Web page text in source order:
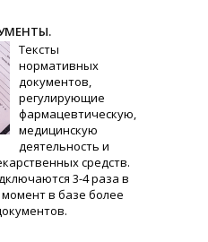
Тексты
нормативных
документов,
регулирующие
фармацевтическую,
медицинскую
деятельность и
средств.
3-4 раза в
в базе более